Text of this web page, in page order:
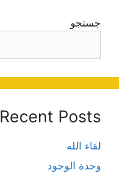
جستجو
Recent Posts
لقاء الله
وحدة الوجود